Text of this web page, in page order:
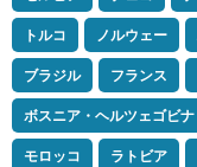
トルコ
ノルウェー
ブラジル
フランス
ボスニア・ヘルツェゴビナ
モロッコ
ラトビア